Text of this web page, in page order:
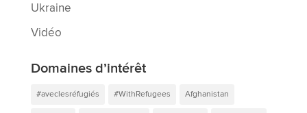
Ukraine
Vidéo
Domaines d’intérêt
#aveclesréfugiés #WithRefugees Afghanistan